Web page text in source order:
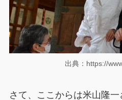
出典：https://
さて、ここからは米山隆